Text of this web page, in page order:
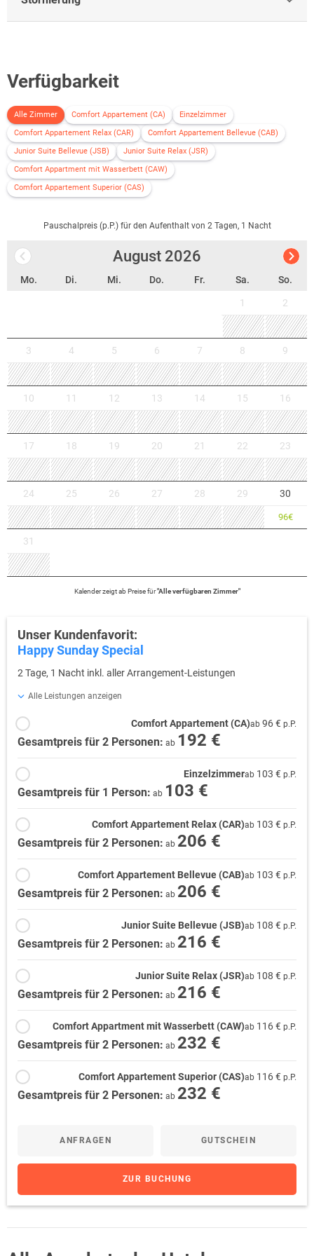
Verfügbarkeit
Alle Zimmer Comfort Appartement (CA)
Einzelzimmer
Comfort Appartement Relax (CAR)
Comfort Appartement Bellevue (CAB)
Junior Suite Bellevue (JSB)
Junior Suite Relax (JSR)
Comfort Appartment mit Wasserbett (CAW)
Comfort Appartement Superior (CAS)
Pauschalpreis (p.P.) für den Aufenthalt von 2 Tagen, 1 Nacht
August 2026
Mo. Di. Mi. Do. Fr. Sa. So.
1 2
3 4 5 6 7 8 9
10 11 12 13 14 15 16
17 18 19 20 21 22 23
24 25 26 27 28 29 30
96€
31
Kalender zeigtab Preise für"Alle verfügbaren Zimmer"
Unser Kundenfavorit:
Happy Sunday Special
2 Tage, 1 Nacht inkl. aller Arrangement-Leistungen
Alle Leistungen anzeigen
Comfort Appartement (CA)ab 96 € p.P.
Gesamtpreis für 2 Personen: ab 192 €
Einzelzimmerab 103 € p.P.
Gesamtpreis für 1 Person: ab 103 €
Comfort Appartement Relax (CAR)ab 103 € p.P.
Gesamtpreis für 2 Personen: ab 206 €
Comfort Appartement Bellevue (CAB)ab 103 € p.P.
Gesamtpreis für 2 Personen: ab 206 €
Junior Suite Bellevue (JSB)ab 108 € p.P.
Gesamtpreis für 2 Personen: ab 216 €
Junior Suite Relax (JSR)ab 108 € p.P.
Gesamtpreis für 2 Personen: ab 216 €
Comfort Appartment mit Wasserbett (CAW)ab 116 € p.P.
Gesamtpreis für 2 Personen: ab 232 €
Comfort Appartement Superior (CAS)ab 116 € p.P.
Gesamtpreis für 2 Personen: ab 232 €
ANFRAGEN GUTSCHEIN
ZUR BUCHUNG